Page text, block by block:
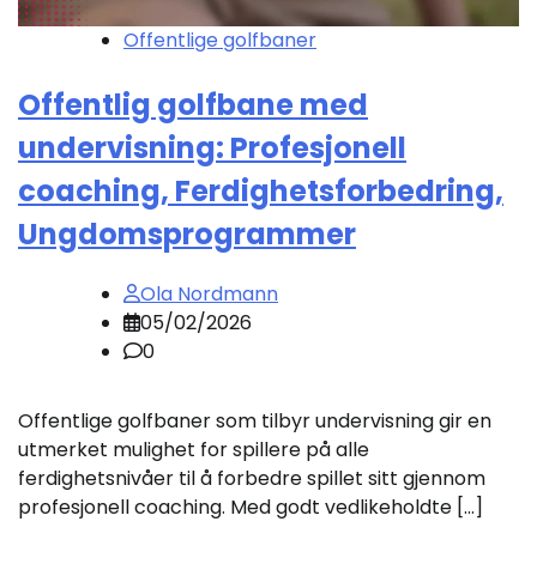
Offentlige golfbaner
Offentlig golfbane med
undervisning: Profesjonell
coaching, Ferdighetsforbedring,
Ungdomsprogrammer
Ola Nordmann
05/02/2026
0
Offentlige golfbaner som tilbyr undervisning gir en
utmerket mulighet for spillere på alle
ferdighetsnivåer til å forbedre spillet sitt gjennom
profesjonell coaching. Med godt vedlikeholdte […]